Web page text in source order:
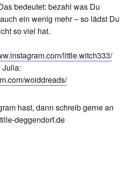
bedeutet: bezahl was Du
ein wenig mehr – so lädst Du
so viel hat.
little.witch333/
Julia:
woiddreads/
hast, dann schreib gerne an
deggendorf.de